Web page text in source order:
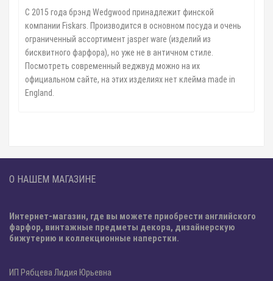
С 2015 года брэнд Wedgwood принадлежит финской
компании Fiskars. Производится в основном посуда и очень
ограниченный ассортимент jasper ware (изделий из
бисквитного фарфора), но уже не в античном стиле.
Посмотреть современный веджвуд можно на их
официальном сайте, на этих изделиях нет клейма made in
England.
О НАШЕМ МАГАЗИНЕ
Интернет-магазин, где вы можете приобрести английского
фарфор, винтажные предметы декора, дизайнерскую
бижутерию и коллекционные наперстки.
ИП Рябцева Лидия Юрьевна